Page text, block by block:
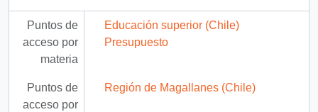
Puntos de
acceso por
materia
Educación superior (Chile)
Presupuesto
Puntos de
acceso por
Región de Magallanes (Chile)